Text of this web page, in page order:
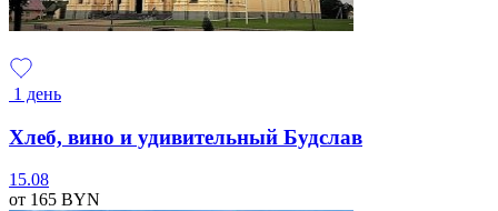
1 день
Хлеб, вино и удивительный Будслав
15.08
от 165 BYN